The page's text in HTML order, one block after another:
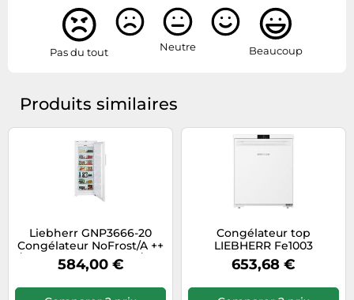
Pas du tout Neutre Beaucoup
Produits similaires
Liebherr GNP3666-20
Congélateur NoFrost/A ++
/ 175,1 cm de hauteur / 180
kWh / 304 L Partie
584,00 €
Congélateur top
LIEBHERR Fe1003
653,68 €